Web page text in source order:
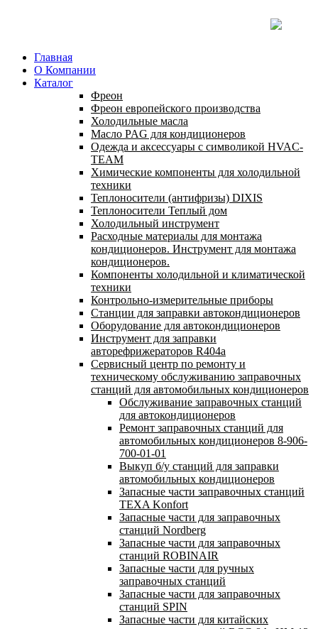
Главная
О Компании
Каталог
Фреон
Фреон европейского производства
Холодильные масла
Масло PAG для кондиционеров
Одежда и аксессуары с символикой HVAC-
TEAM
Химические компоненты для холодильной
техники
Теплоносители (антифризы) DIXIS
Теплоносители Теплый дом
Холодильный инструмент
Расходные материалы для монтажа
кондиционеров. Инструмент для монтажа
кондиционеров.
Компоненты холодильной и климатической
техники
Контрольно-измерительные приборы
Станции для заправки автокондиционеров
Оборудование для автокондиционеров
Инструмент для заправки
авторефрижераторов R404a
Сервисный центр по ремонту и
техническому обслуживанию заправочных
станций для автомобильных кондиционеров
Обслуживание заправочных станций
для автокондиционеров
Ремонт заправочных станций для
автомобильных кондиционеров 8-906-
700-01-01
Выкуп б/у станций для заправки
автомобильных кондиционеров
Запасные части заправочных станций
TEXA Konfort
Запасные части для заправочных
станций Nordberg
Запасные части для заправочных
станций ROBINAIR
Запасные части для ручных
заправочных станций
Запасные части для заправочных
станций SPIN
Запасные части для китайских